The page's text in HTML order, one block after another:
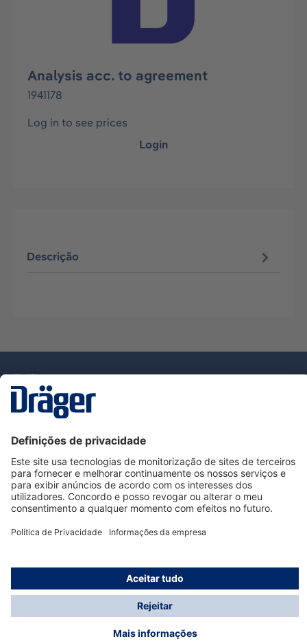
Analysis acc. to agreement
1941178
Log in to see prices
Login
Descrição
Serviço de Apoio ao Cliente Dräger
Utilização da loja
Informações
© Dräger Portugal, Lda, 2024
* Todos os preços excl. IVA mais
possíveis taxas de entrega, se não for indicado o